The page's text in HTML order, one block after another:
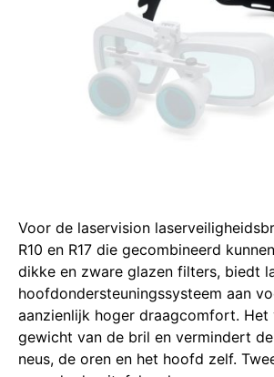
Voor de laservision
R10 en R17 die gecombineerd
dikke en zware glazen filters, biedt
hoofdondersteuningssysteem aan
aanzienlijk hoger draagcomfort. Het
gewicht van de bril en vermindert
neus, de oren en het hoofd zelf.